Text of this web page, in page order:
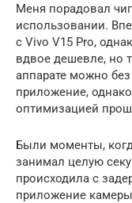
Меня порадовал
использовании.
с Vivo V15 Pro,
вдвое дешевле, но
аппарате можно
приложение,
оптимизацией
Были моменты,
занимал целую
происходила с
приложение